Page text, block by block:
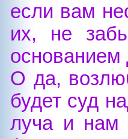
если вам
их, не
основанием
О да,
будет суд
луча и нам